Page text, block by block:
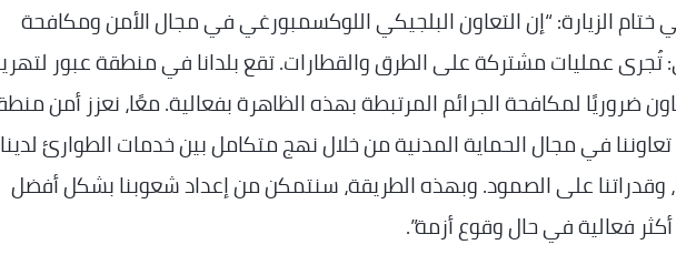
في ختام الزيارة: “إن التعاون البلجيكي اللوكسمبورغي في مجال الأمن ومكافحة
عمليات مشتركة على الطرق والقطارات. تقع بلدانا في منطقة عبور
ضروريًا لمكافحة الجرائم المرتبطة بهذه الظاهرة بفعالية. معًا، نعزز أمن
في مجال الحماية المدنية من خلال نهج متكامل بين خدمات الطوارئ
وقدراتنا على الصمود. وبهذه الطريقة، سنتمكن من إعداد شعوبنا بشكل أفضل
فعالية في حال وقوع أزمة”.